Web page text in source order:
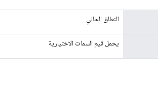
النطاق الحالي
يحمل قيم السمات الاختيارية